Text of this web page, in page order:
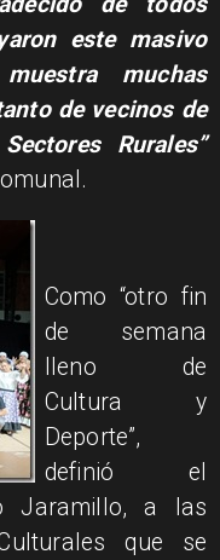
este masivo
muchas
de vecinos de
Rurales”
Como “otro fin
de semana
lleno de
Cultura y
Deporte”,
definió el
Jaramillo, a las
que se